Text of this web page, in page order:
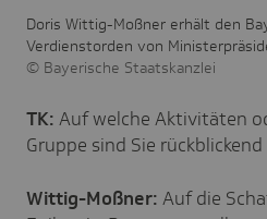
Doris Wittig-Moßner erhält den
Verdienstorden von
Bayerische Staatskanzlei
TK: Auf welche Aktivitäten
Gruppe sind Sie
Wittig-Moßner: Auf die